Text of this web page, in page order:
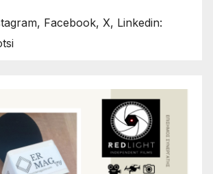
Facebook, X, Linkedin: